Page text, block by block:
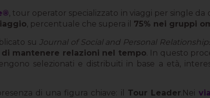
, tour operator specializzato in viaggi per single da
, percentuale che supera il 75% nei gruppi
su Journal of Social and Personal
mantenere relazioni nel tempo . In questo
selezionati e distribuiti in base a età,
di una figura chiave: il Tour Leader .Nei